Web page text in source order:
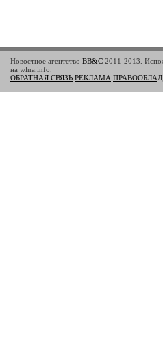
Новостное агентство BB&C 2011-2013.
на wlna.info.
ОБРАТНАЯ СВЯЗЬ РЕКЛАМА